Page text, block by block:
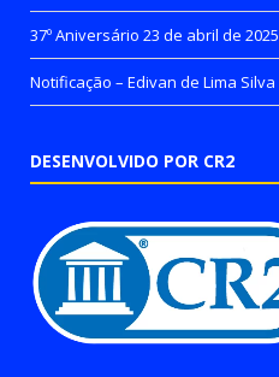
37º Aniversário 23 de abril de 2025
Notificação – Edivan de Lima Silva
DESENVOLVIDO POR CR2